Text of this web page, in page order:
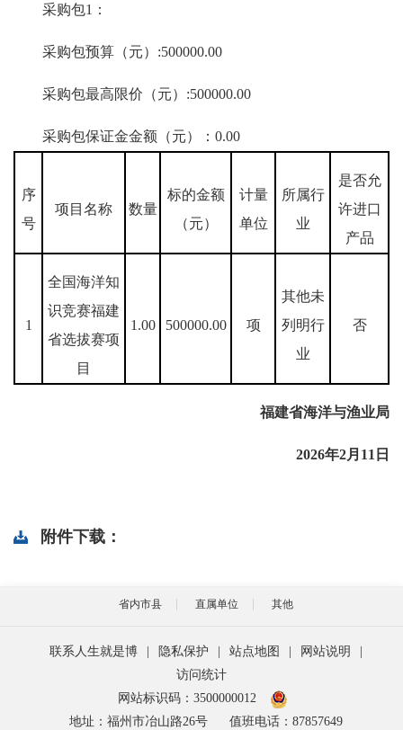
采购包1：
采购包预算（元）:500000.00
采购包最高限价（元）:500000.00
采购包保证金金额（元）：0.00
序
号
项目名称 数量
标的金额
（元）
计量
单位
所属行
业
是否允
许进口
产品
1
全国海洋知
识竞赛福建
省选拔赛项
目
1.00 500000.00 项
其他未
列明行
业
否
福建省海洋与渔业局
2026年2月11日
附件下载：
省内市县 直属单位 其他
联系人生就是博 隐私保护 站点地图 网站说明
访问统计
网站标识码：3500000012
地址：福州市冶山路26号
值班电话：87857649